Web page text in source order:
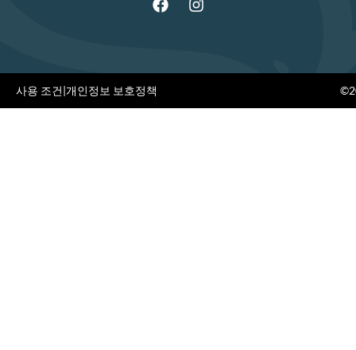
사용 조건|개인정보 보호정책